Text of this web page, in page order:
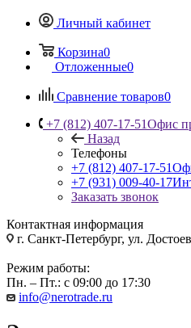
Личный кабинет
Корзина0
Отложенные0
Сравнение товаров0
+7 (812) 407-17-51Офис
Назад
Телефоны
+7 (812) 407-17-51
+7 (931) 009-40-17
Заказать звонок
Контактная информация
г. Санкт-Петербург, ул.
Режим работы:
Пн. – Пт.: с 09:00 до 17:30
info@nerotrade.ru